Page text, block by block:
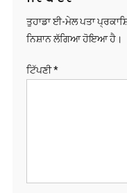
ਤੁਹਾਡਾ ਈ-ਮੇਲ ਪਤਾ
ਨਿਸ਼ਾਨ ਲੱਗਿਆ ਹੋਇਆ ਹੈ।
ਟਿੱਪਣੀ *